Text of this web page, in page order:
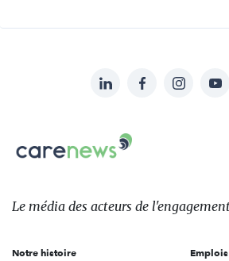
sur:
LinkedInFacebookInstagram
Carenews,
Le
des
l'engagement
Le média des acteurs de
Notre histoire
Emplois